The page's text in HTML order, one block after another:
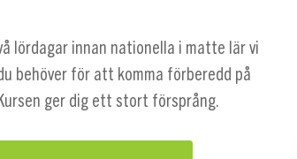
lördagar innan nationella i matte lär vi
behöver för att komma förberedd på
ger dig ett stort försprång.